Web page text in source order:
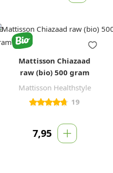
Mattisson Chiazaad
raw (bio) 500 gram
Mattisson Healthstyle
19
7,95